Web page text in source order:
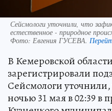
Сейсмологи уточнили, что
естественное - природное
Фото: Евгения ГУСЕВА.
В Кемеровской
зарегистрировали
Сейсмологи
ночью 31 мая в 02:39 в